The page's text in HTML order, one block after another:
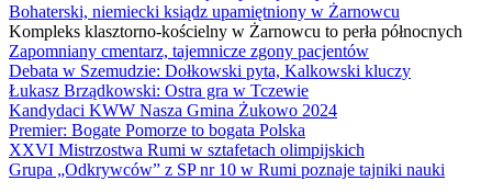
Bohaterski, niemiecki ksiądz upamiętniony w Żarnowcu
Kompleks klasztorno-kościelny w Żarnowcu to perła północnych
Zapomniany cmentarz, tajemnicze zgony pacjentów
Debata w Szemudzie: Dołkowski pyta, Kalkowski kluczy
Łukasz Brządkowski: Ostra gra w Tczewie
Kandydaci KWW Nasza Gmina Żukowo 2024
Premier: Bogate Pomorze to bogata Polska
XXVI Mistrzostwa Rumi w sztafetach olimpijskich
Grupa „Odkrywców” z SP nr 10 w Rumi poznaje tajniki nauki